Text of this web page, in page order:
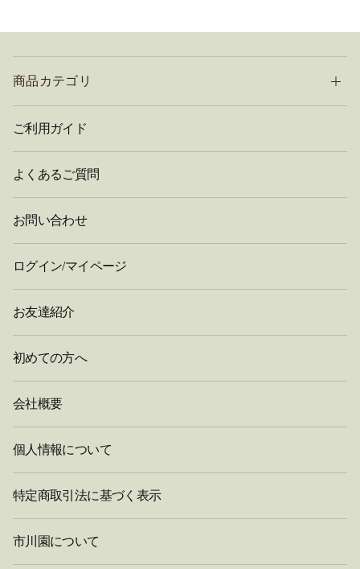
商品カテゴリ
ご利用ガイド
よくあるご質問
お問い合わせ
ログイン/マイページ
お友達紹介
初めての方へ
会社概要
個人情報について
特定商取引法に基づく表示
市川園について